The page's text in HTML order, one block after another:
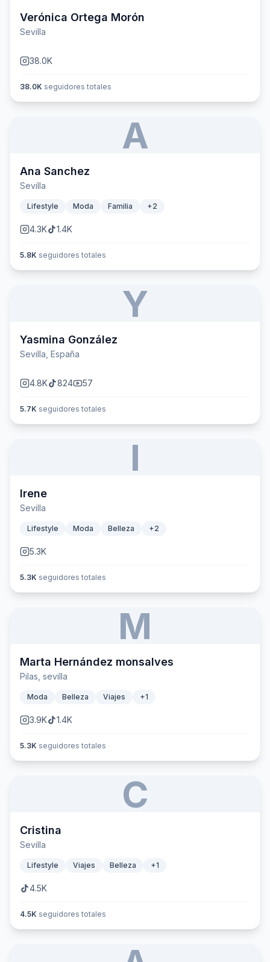
Verónica Ortega Morón
Sevilla
38.0K
38.0K seguidores totales
A
Ana Sanchez
Sevilla
Lifestyle Moda Familia +2
4.3K 1.4K
5.8K seguidores totales
Y
Yasmina González
Sevilla, España
4.8K 824 57
5.7K seguidores totales
I
Irene
Sevilla
Lifestyle Moda Belleza +2
5.3K
5.3K seguidores totales
M
Marta Hernández monsalves
Pilas, sevilla
Moda Belleza Viajes +1
3.9K 1.4K
5.3K seguidores totales
C
Cristina
Sevilla
Lifestyle Viajes Belleza +1
4.5K
4.5K seguidores totales